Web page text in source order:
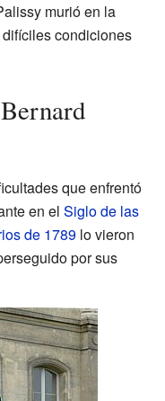
murió en la
condiciones
que enfrentó
en el Siglo de las
de 1789 lo vieron
por sus